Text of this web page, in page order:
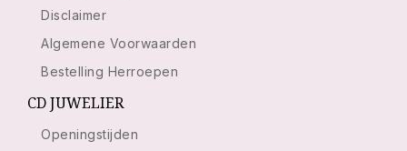
Disclaimer
Algemene Voorwaarden
Bestelling Herroepen
CD JUWELIER
Openingstijden